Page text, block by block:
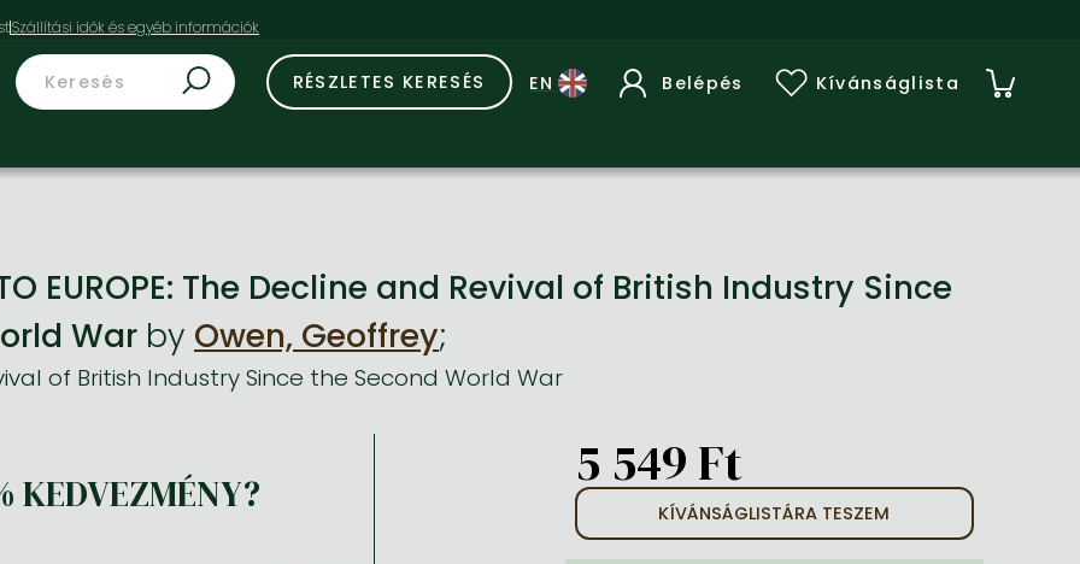
RÉSZLETES KERESÉS Belépés Kívánságlista
TO EUROPE: The Decline and Revival of British Industry Since
War by Owen, Geoffrey;
of British Industry Since the Second World War
KEDVEZMÉNY? 5 549 Ft
KÍVÁNSÁGLISTÁRA TESZEM